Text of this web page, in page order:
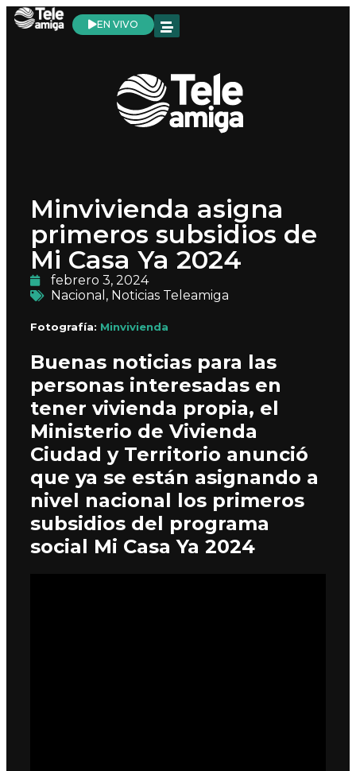
EN VIVO
Minvivienda asigna
primeros subsidios de
Mi Casa Ya 2024
febrero 3, 2024
Nacional , Noticias Teleamiga
Fotografía: Minvivienda
Buenas noticias para las
personas interesadas en
tener vivienda propia, el
Ministerio de Vivienda
Ciudad y Territorio anunció
que ya se están asignando a
nivel nacional los primeros
subsidios del programa
social Mi Casa Ya 2024